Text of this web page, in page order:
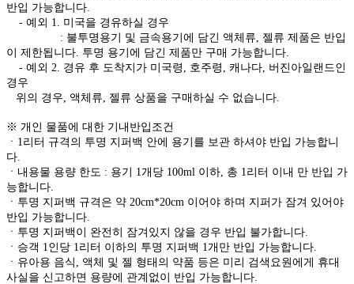
반입 가능합니다.
- 예외 1. 미국을 경유하실 경우
: 불투명용기 및 금속용기에 담긴 액체류, 젤류 제품은 반입
이 제한됩니다. 투명 용기에 담긴 제품만 구매 가능합니다.
- 예외 2. 경유 후 도착지가 미국령, 호주령, 캐나다, 버진아일랜드인
경우
위의 경우, 액체류, 젤류 상품을 구매하실 수 없습니다.
※ 개인 물품에 대한 기내반입조건
ㆍ1리터 규격의 투명 지퍼백 안에 용기를 보관 하셔야 반입 가능합니
다.
ㆍ내용물 용량 한도 : 용기 1개당 100ml 이하, 총 1리터 이내 만 반입 가
능합니다.
ㆍ투명 지퍼백 규격은 약 20cm*20cm 이어야 하며 지퍼가 잠겨 있어야
반입 가능합니다.
ㆍ투명 지퍼백이 완전히 잠겨있지 않을 경우 반입 불가합니다.
ㆍ승객 1인당 1리터 이하의 투명 지퍼백 1개만 반입 가능합니다.
ㆍ유아용 음식, 액체 및 젤 형태의 약품 등은 미리 검색요원에게 휴대
사실을 신고하면 용량에 관계없이 반입 가능합니다.